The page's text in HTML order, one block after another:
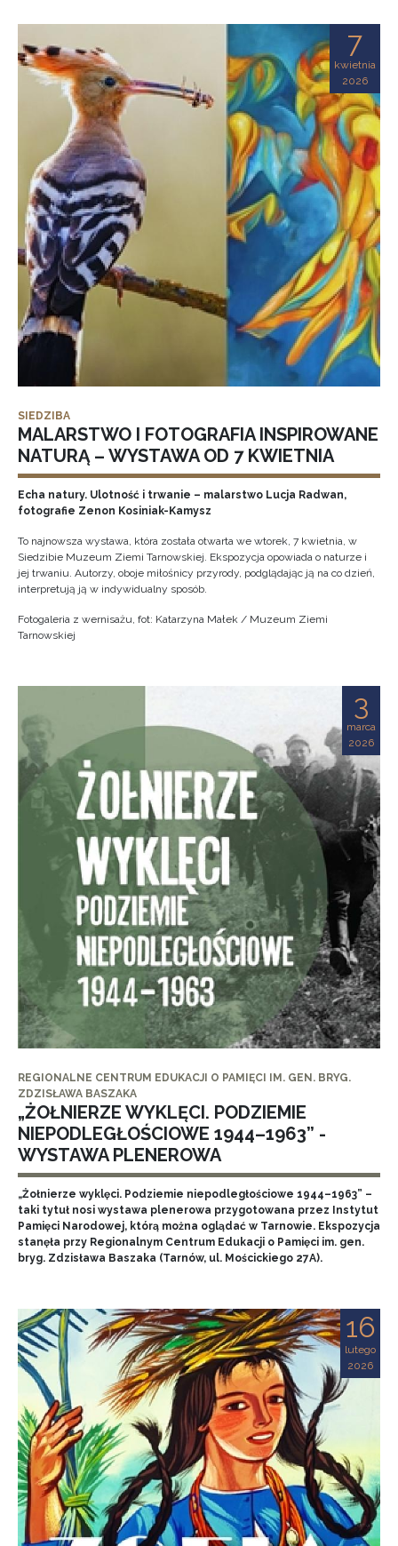
7
kwietnia
2026
SIEDZIBA
MALARSTWO I FOTOGRAFIA INSPIROWANE
NATURĄ – WYSTAWA OD 7 KWIETNIA
Echa natury. Ulotność i trwanie – malarstwo Lucja Radwan,
fotografie Zenon Kosiniak-Kamysz
To najnowsza wystawa, która została otwarta we wtorek, 7 kwietnia, w
Siedzibie Muzeum Ziemi Tarnowskiej. Ekspozycja opowiada o naturze i
jej trwaniu. Autorzy, oboje miłośnicy przyrody, podglądając ją na co dzień,
interpretują ją w indywidualny sposób.
Fotogaleria z wernisażu, fot: Katarzyna Małek / Muzeum Ziemi
Tarnowskiej
3
marca
2026
REGIONALNE CENTRUM EDUKACJI O PAMIĘCI IM. GEN. BRYG.
ZDZISŁAWA BASZAKA
„ŻOŁNIERZE WYKLĘCI. PODZIEMIE
NIEPODLEGŁOŚCIOWE 1944–1963” -
WYSTAWA PLENEROWA
„Żołnierze wyklęci. Podziemie niepodległościowe 1944–1963” –
taki tytuł nosi wystawa plenerowa przygotowana przez Instytut
Pamięci Narodowej, którą można oglądać w Tarnowie. Ekspozycja
stanęła przy Regionalnym Centrum Edukacji o Pamięci im. gen.
bryg. Zdzisława Baszaka (Tarnów, ul. Mościckiego 27A).
16
lutego
2026